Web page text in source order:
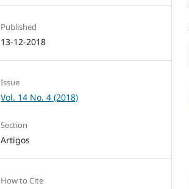
Published
13-12-2018
Issue
Vol. 14 No. 4 (2018)
Section
Artigos
How to Cite